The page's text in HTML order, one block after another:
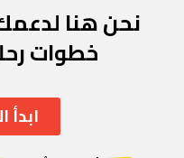
نحن هنا
خطوات
ابدأ